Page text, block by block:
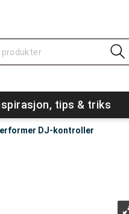
tips & triks
DJ-kontroller